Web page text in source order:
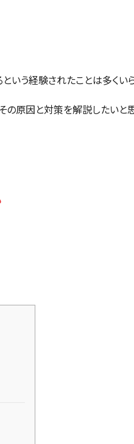
いう経験されたことは多くい
の原因と対策を解説したいと